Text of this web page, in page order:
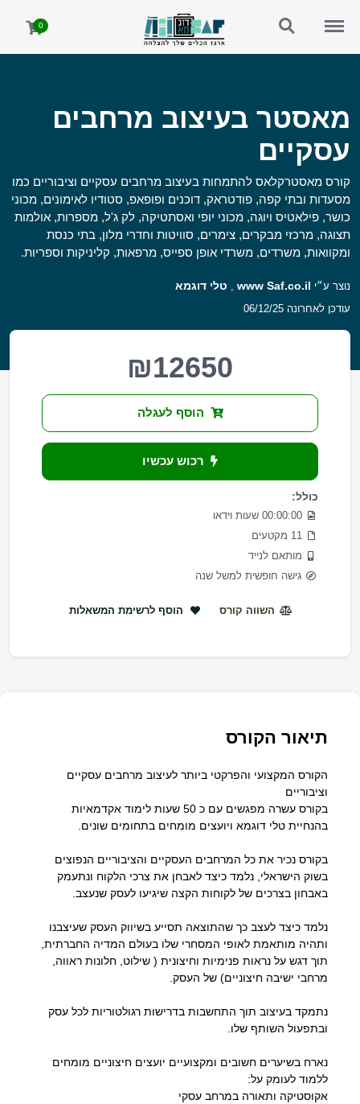
http://study.saf.co.il/menu
http://study.saf.co.il/search
0
מאסטר בעיצוב מרחבים
עסקיים
קורס מאסטרקלאס להתמחות בעיצוב מרחבים עסקיים וציבוריים כמו
מסעדות ובתי קפה, פודטראק, דוכנים ופופאפ, סטודיו לאימונים, מכוני
כושר, פילאטיס ויוגה, מכוני יופי ואסתטיקה, לק ג'ל, מספרות, אולמות
תצוגה, מרכזי מבקרים, צימרים, סוויטות וחדרי מלון, בתי כנסת
ומקוואות, משרדים, משרדי אופן ספייס, מרפאות, קליניקות וספריות.
נוצר ע״י www Saf.co.il
, טלי דוגמא
עודכן לאחרונה 06/12/25
תיאור הקורס
הקורס המקצועי והפרקטי ביותר לעיצוב מרחבים עסקיים
וציבוריים
בקורס עשרה מפגשים עם כ 50 שעות לימוד אקדמאיות
בהנחיית טלי דוגמא ויועצים מומחים בתחומים שונים.
בקורס נכיר את כל המרחבים העסקיים והציבוריים הנפוצים
בשוק הישראלי, נלמד כיצד לאבחן את צרכי הלקוח ונתעמק
באבחון בצרכים של לקוחות הקצה שיגיעו לעסק שנעצב.
נלמד כיצד לעצב כך שהתוצאה תסייע בשיווק העסק שעיצבנו
ותהיה מותאמת לאופי המסחרי שלו בעולם המדיה החברתית,
תוך דגש על נראות פנימיות וחיצונית ( שילוט, חלונות ראווה,
מרחבי ישיבה חיצוניים) של העסק.
נתמקד בעיצוב תוך התחשבות בדרישות רגולטוריות לכל עסק
ובתפעול השותף שלו.
נארח בשיערים חשובים ומקצועיים יועצים חיצוניים מומחים
ללמוד לעומק על:
אקוסטיקה ותאורה במרחב עסקי
₪12650
הוסף לעגלה
רכוש עכשיו
כולל:
00:00:00 שעות וידאו
11 מקטעים
מותאם לנייד
גישה חופשית למשל שנה
השווה קורס הוסף לרשימת המשאלות